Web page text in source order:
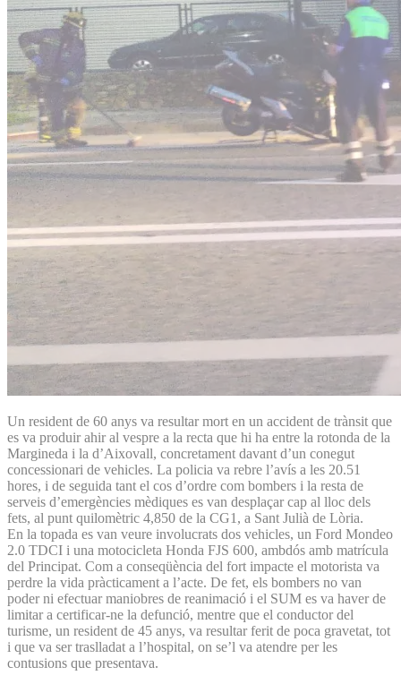
Un resident de 60 anys va resultar mort en un accident de trànsit que
es va produir ahir al vespre a la recta que hi ha entre la rotonda de la
Margineda i la d’Aixovall, concretament davant d’un conegut
concessionari de vehicles. La policia va rebre l’avís a les 20.51
hores, i de seguida tant el cos d’ordre com bombers i la resta de
serveis d’emergències mèdiques es van desplaçar cap al lloc dels
fets, al punt quilomètric 4,850 de la CG1, a Sant Julià de Lòria.
En la topada es van veure involucrats dos vehicles, un Ford Mondeo
2.0 TDCI i una motocicleta Honda FJS 600, ambdós amb matrícula
del Principat. Com a conseqüència del fort impacte el motorista va
perdre la vida pràcticament a l’acte. De fet, els bombers no van
poder ni efectuar maniobres de reanimació i el SUM es va haver de
limitar a certificar-ne la defunció, mentre que el conductor del
turisme, un resident de 45 anys, va resultar ferit de poca gravetat, tot
i que va ser traslladat a l’hospital, on se’l va atendre per les
contusions que presentava.